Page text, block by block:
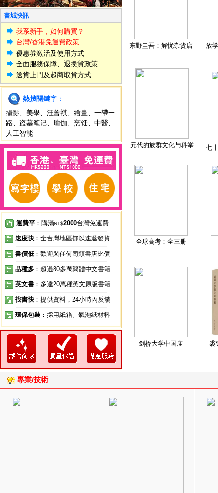
書城快訊
我系新手，如何購買？
台灣/香港免運費政策
優惠券激活及使用方式
全面服務保障、退換貨政策
送貨上門及超商取貨方式
熱搜關鍵字 ：
攝影
美學 汪曾祺 繪畫
一帶一
路
盗墓笔记 瑜伽 烹饪 中醫
人工智能
運費平 ：購滿NT$2000台灣免運費
速度快 ：全台灣地區都以速遞發貨
書價低 ：歡迎與任何同類書店比價
品種多 ：超過80多萬簡體中文書籍
英文書 ：多達20萬種英文原版書籍
找書快 ：提供資料，24小時內反饋
環保包裝 ：採用紙箱、氣泡紙材料
东野圭吾：解忧杂货店 放
元代的族群文化与科举 七
全球高考：全三册
剑桥大学中国庙 裘
專業/技術